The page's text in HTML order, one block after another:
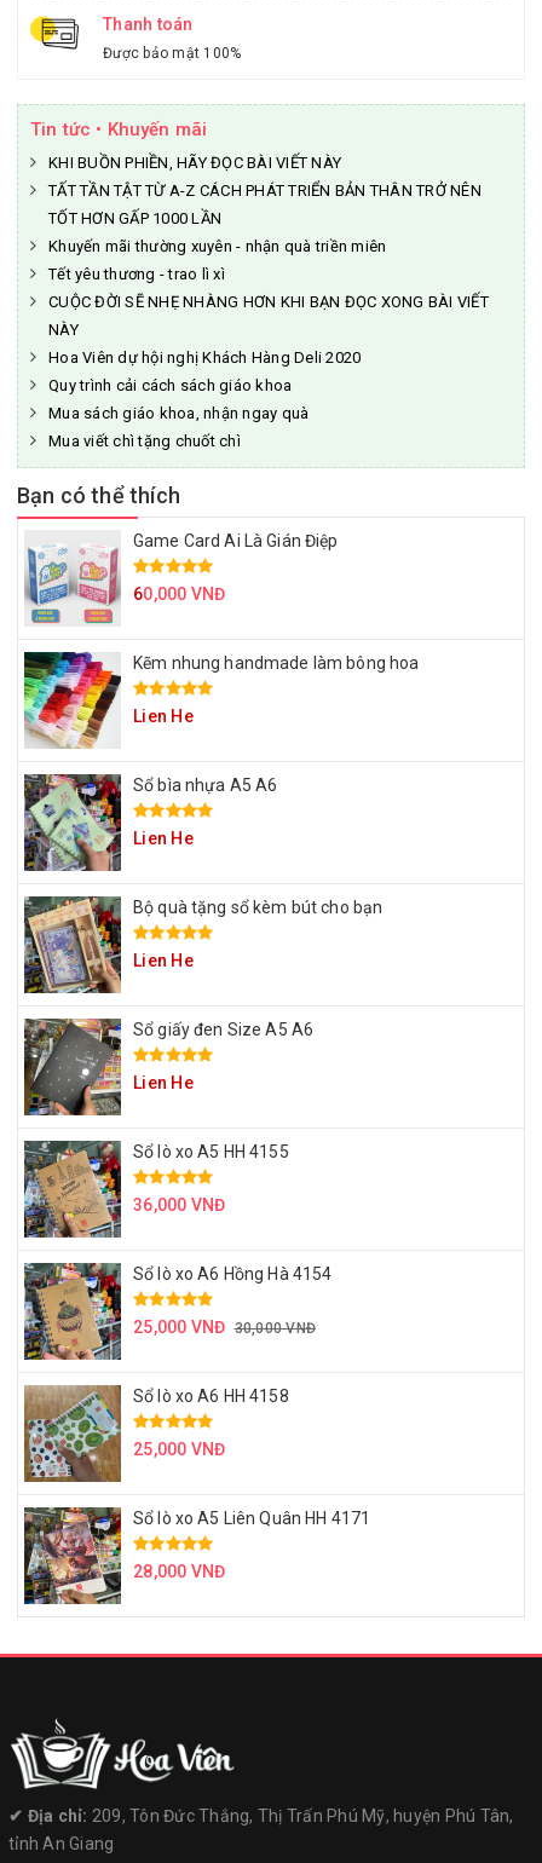
Thanh toán
Được bảo mật 100%
Tin tức • Khuyến mãi
KHI BUỒN PHIỀN, HÃY ĐỌC BÀI VIẾT NÀY
TẤT TẦN TẬT TỪ A-Z CÁCH PHÁT TRIỂN BẢN THÂN TRỞ NÊN
TỐT HƠN GẤP 1000 LẦN
Khuyến mãi thường xuyên - nhận quà triền miên
Tết yêu thương - trao lì xì
CUỘC ĐỜI SẼ NHẸ NHÀNG HƠN KHI BẠN ĐỌC XONG BÀI VIẾT
NÀY
Hoa Viên dự hội nghị Khách Hàng Deli 2020
Quy trình cải cách sách giáo khoa
Mua sách giáo khoa, nhận ngay quà
Mua viết chì tặng chuốt chì
Bạn có thể thích
Game Card Ai Là Gián Điệp
60,000 VNĐ
Kẽm nhung handmade làm bông hoa
Lien He
Sổ bìa nhựa A5 A6
Lien He
Bộ quà tặng sổ kèm bút cho bạn
Lien He
Sổ giấy đen Size A5 A6
Lien He
Sổ lò xo A5 HH 4155
36,000 VNĐ
Sổ lò xo A6 Hồng Hà 4154
25,000 VNĐ 30,000 VNĐ
Sổ lò xo A6 HH 4158
25,000 VNĐ
Sổ lò xo A5 Liên Quân HH 4171
28,000 VNĐ
✔︎ Địa chỉ: 209, Tôn Đức Thắng, Thị Trấn Phú Mỹ, huyện Phú Tân,
tỉnh An Giang